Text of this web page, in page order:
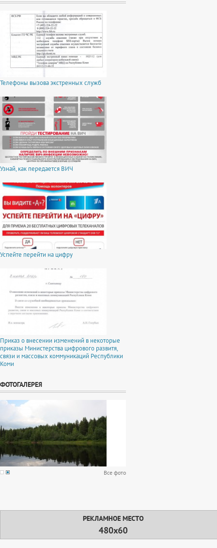
Телефоны вызова экстренных служб
Узнай, как передается ВИЧ
Успейте перейти на цифру
Приказ о внесении изменений в некоторые
приказы Министерства цифрового развитя,
связи и массовых коммуникаций Республики
Коми
ФОТОГАЛЕРЕЯ
Все фото